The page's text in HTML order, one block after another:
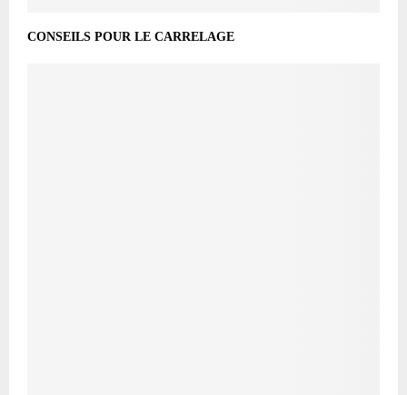
CONSEILS POUR LE CARRELAGE